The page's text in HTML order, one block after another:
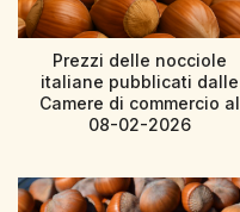
Prezzi delle nocciole
italiane pubblicati dalle
Camere di commercio al
08-02-2026